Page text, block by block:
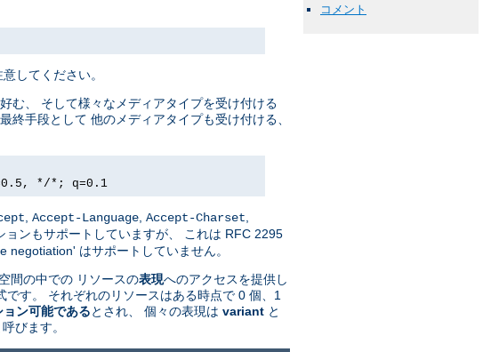
コメント
してください。
む、 そして様々なメディアタイプを受け付ける
手段として 他のメディアタイプも受け付ける、
*/*; q=0.1
Accept-Language Accept-Charset
ンもサポートしていますが、 これは RFC 2295
はサポートしていません。
間の中での リソースの表現へのアクセスを提供し
す。 それぞれのリソースはある時点で 0 個、1
ン可能であるとされ、 個々の表現は variant と
呼びます。